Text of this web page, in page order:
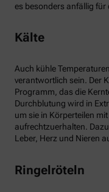
es besonders anfällig für
Kälte
Auch kühle
verantwortlich sein. Der
Programm, das die
Durchblutung wird in
um sie in Körperteilen
aufrechtzuerhalten.
Leber, Herz und Nieren
Ringelröteln